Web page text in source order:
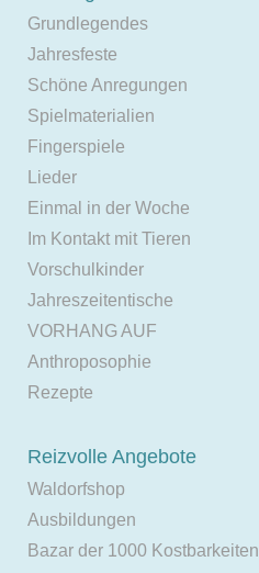
Grundlegendes
Jahresfeste
Schöne Anregungen
Spielmaterialien
Fingerspiele
Lieder
Einmal in der Woche
Im Kontakt mit Tieren
Vorschulkinder
Jahreszeitentische
VORHANG AUF
Anthroposophie
Rezepte
Reizvolle Angebote
Waldorfshop
Ausbildungen
Bazar der 1000 Kostbarkeiten